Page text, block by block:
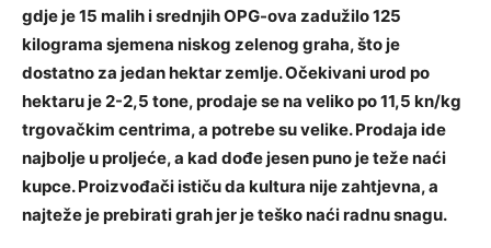
gdje je 15 malih i srednjih OPG-ova zadužilo 125
kilograma sjemena niskog zelenog graha, što je
dostatno za jedan hektar zemlje. Očekivani urod po
hektaru je 2-2,5 tone, prodaje se na veliko po 11,5 kn/kg
trgovačkim centrima, a potrebe su velike. Prodaja ide
najbolje u proljeće, a kad dođe jesen puno je teže naći
kupce. Proizvođači ističu da kultura nije zahtjevna, a
najteže je prebirati grah jer je teško naći radnu snagu.